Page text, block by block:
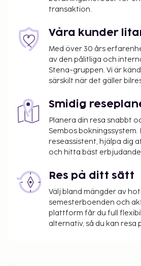
upplyst oss om.
Avgift för husdjur: EUR 10
Inga avgifter tas ut för
Avgift för extrasäng: EUR
samt att avgifter och
skatt. Observera att dessa kan
Kontanttransaktioner på
överstiga EUR 1000, på
bestämmelser. Du kan få
kontaktinformationen i
Husdjur tillåts endast i vissa
tillkommer, information om
Avgifter). Gäster kan få ett
att kontakta receptionen
transaktion.
Våra kunder
Med över 30 års
av den pålitliga och
Stena-gruppen. Vi är
särskilt när det gäller
Smidig
Planera din resa snabbt
Sembos bokningssystem.
reseassistent, hjälpa dig
och hitta bäst
Res på ditt sätt
Välj bland mängder av
semesterboenden och
plattform får du full
alternativ, så du kan resa